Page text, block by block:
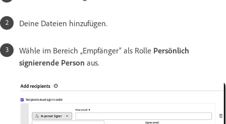
Deine Dateien hinzufügen.
Wähle im Bereich „Empfänger“ als Rolle Persönlich
signierende Person aus.